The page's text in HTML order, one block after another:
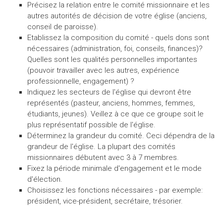
Précisez la relation entre le comité missionnaire et les
autres autorités de décision de votre église (anciens,
conseil de paroisse).
Etablissez la composition du comité - quels dons sont
nécessaires (administration, foi, conseils, finances)?
Quelles sont les qualités personnelles importantes
(pouvoir travailler avec les autres, expérience
professionnelle, engagement) ?
Indiquez les secteurs de l'église qui devront être
représentés (pasteur, anciens, hommes, femmes,
étudiants, jeunes). Veillez à ce que ce groupe soit le
plus représentatif possible de l'église.
Déterminez la grandeur du comité. Ceci dépendra de la
grandeur de l'église. La plupart des comités
missionnaires débutent avec 3 à 7 membres.
Fixez la période minimale d'engagement et le mode
d'élection.
Choisissez les fonctions nécessaires - par exemple:
président, vice-président, secrétaire, trésorier.